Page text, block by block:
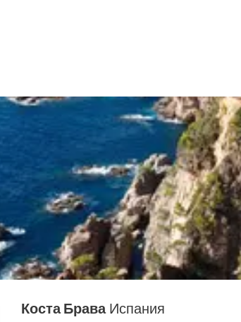
Коста БраваИспания